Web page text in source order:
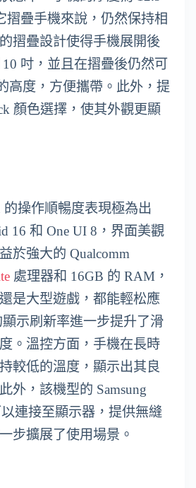
摺疊手機來說，仍然保持相
摺疊設計使得手機展開後
吋，並且在摺疊後仍然可
高度，方便攜帶。此外，提
顏色選擇，使其外觀更顯
的操作順暢度表現極為出
16 和 One UI 8，界面美觀
於強大的 Qualcomm
處理器和 16GB 的 RAM，
是大型遊戲，都能輕松應
示刷新率進一步提升了滑
。溫控方面，手機在長時
較低的溫度，顯示出其良
外，該機型的 Samsung
連接至顯示器，提供無縫
步擴展了使用場景。